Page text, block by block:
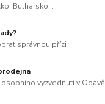
Bulharsko...
správnou přízi
vyzvednutí v Opavě